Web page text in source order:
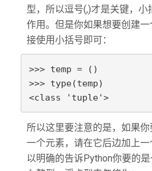
型，所以逗号(,)才是关键，
作用。但是你如果想要创建
接使用小括号即可：
>>> temp = ()
>>> type(temp)
<class 'tuple'>
所以这里要注意的是，如果
一个元素，请在它后边加上
以明确的告诉Python你要的